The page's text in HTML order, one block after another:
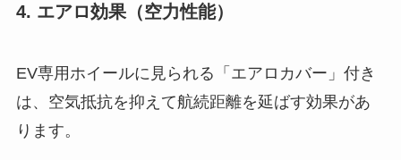
4. エアロ効果（空力性能）
EV専用ホイールに見られる「エアロカバー」付き
は、空気抵抗を抑えて航続距離を延ばす効果があ
ります。